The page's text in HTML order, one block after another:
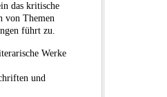
das kritische
von Themen
führt zu.
Werke
und